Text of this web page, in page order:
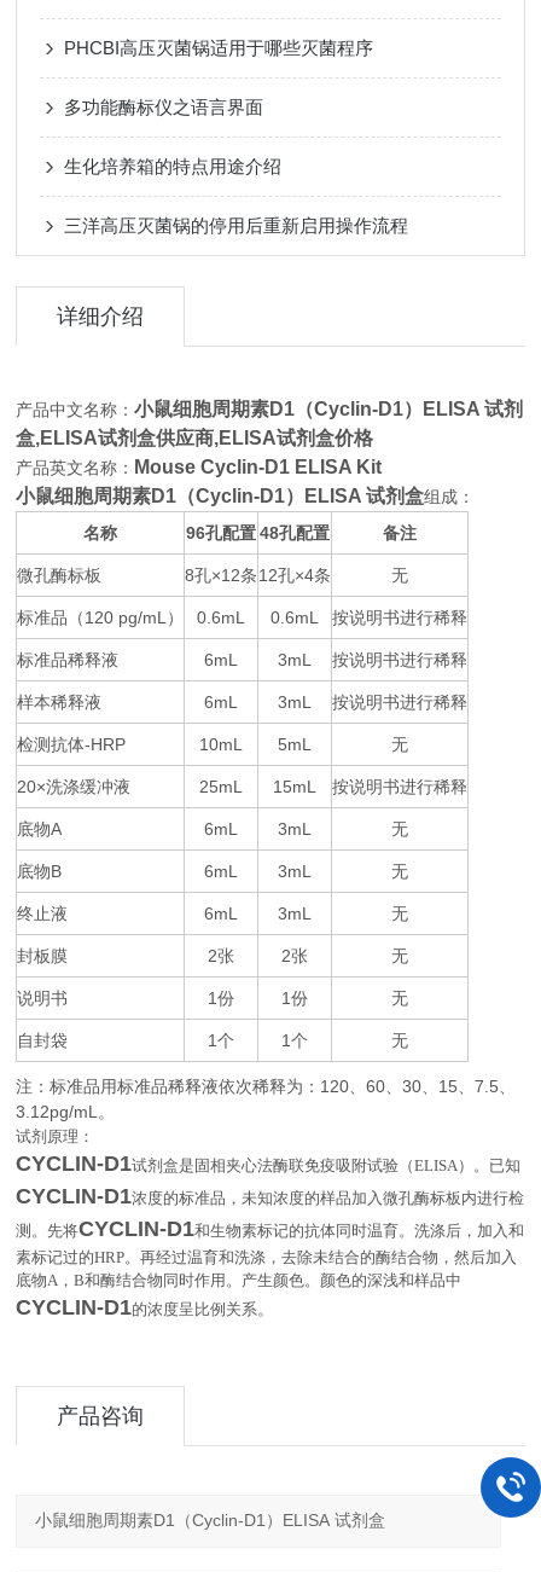
PHCBI高压灭菌锅适用于哪些灭菌程序
多功能酶标仪之语言界面
生化培养箱的特点用途介绍
三洋高压灭菌锅的停用后重新启用操作流程
详细介绍
产品中文名称：小鼠细胞周期素D1（Cyclin-D1）ELISA 试剂
盒,ELISA试剂盒供应商,ELISA试剂盒价格
产品英文名称： Mouse Cyclin-D1 ELISA Kit
小鼠细胞周期素D1（Cyclin-D1）ELISA 试剂盒组成：
名称
96孔配置 48孔配置 备注
微孔酶标板 8孔×12条 12孔×4条 无
标准品（120 pg/mL ） 0.6mL 0.6mL 按说明书进行稀释
标准品稀释液 6mL 3mL 按说明书进行稀释
样本稀释液 6mL 3mL 按说明书进行稀释
检测抗体-HRP 10mL 5mL 无
20×洗涤缓冲液 25mL 15mL 按说明书进行稀释
底物A 6mL 3mL 无
底物B 6mL 3mL 无
终止液 6mL 3mL 无
封板膜 2张 2张 无
说明书 1份 1份 无
自封袋 1个 1个 无
注：标准品用标准品稀释液依次稀释为： 120、60、30、 15、7.5、
3.12pg/mL 。
试剂原理：
CYCLIN-D1试剂盒是固相夹心法酶联免疫吸附试验（ELISA）。已知
CYCLIN-D1浓度的标准品，未知浓度的样品加入微孔酶标板内进行检
测。先将CYCLIN-D1和生物素标记的抗体同时温育。洗涤后，加入和
素标记过的HRP。再经过温育和洗涤，去除未结合的酶结合物，然后加入
底物A ，B和酶结合物同时作用。产生颜色。颜色的深浅和样品中
CYCLIN-D1的浓度呈比例关系。
产品咨询